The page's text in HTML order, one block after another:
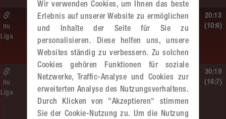
So. 14.06.2026 | 10:30 Uhr |
ÖMS WU12 HF
SC HIT/UHC Absam –
MADx WAT Atzgersdorf
nu
Liga
20:13
(10:6)
Sa. 13.06.2026 | 19:05 Uhr |
MADx WAT Atzgersdorf –
HIB Handball Graz
nu
Liga
30:19
(16:7)
Wir verwenden Cookies, um Ihnen das beste
Erlebnis auf unserer Website zu ermöglichen
und Inhalte der Seite für Sie zu
personalisieren. Diese helfen uns, unsere
Websites ständig zu verbessern. Zu solchen
Cookies gehören Funktionen für soziale
Netzwerke, Traffic-Analyse und Cookies zur
erweiterten Analyse des Nutzungsverhaltens.
Durch Klicken von "Akzeptieren" stimmen
Sie der Cookie-Nutzung zu. Um die Nutzung